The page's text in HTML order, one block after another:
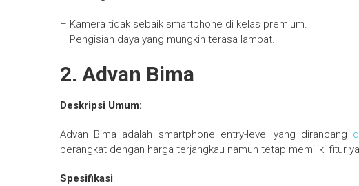
– Kamera tidak sebaik smartphone di kelas premium.
– Pengisian daya yang mungkin terasa lambat.
2. Advan Bima
Deskripsi Umum:
Advan Bima adalah smartphone entry-level yang dirancang
perangkat dengan harga terjangkau namun tetap memiliki fitur
Spesifikasi: